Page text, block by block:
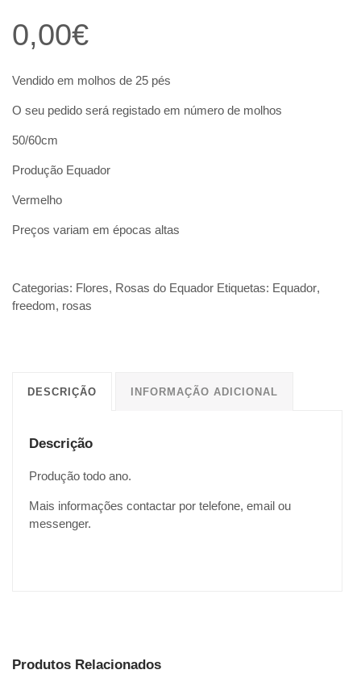
0,00€
Vendido em molhos de 25 pés
O seu pedido será registado em número de molhos
50/60cm
Produção Equador
Vermelho
Preços variam em épocas altas
Categorias: Flores, Rosas do Equador Etiquetas: Equador,
freedom, rosas
DESCRIÇÃO INFORMAÇÃO ADICIONAL
Descrição
Produção todo ano.
Mais informações contactar por telefone, email ou
messenger.
Produtos Relacionados